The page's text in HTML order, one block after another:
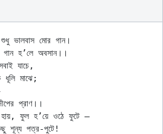
ভালবাস মোর গান।
গান হ’লে অবসান।।
যাচে,
ধূলি মাঝে;
প্রাণ।।
ফুল হ’য়ে ওঠে ফুটে —
শূন্য পত্র-পুটে!